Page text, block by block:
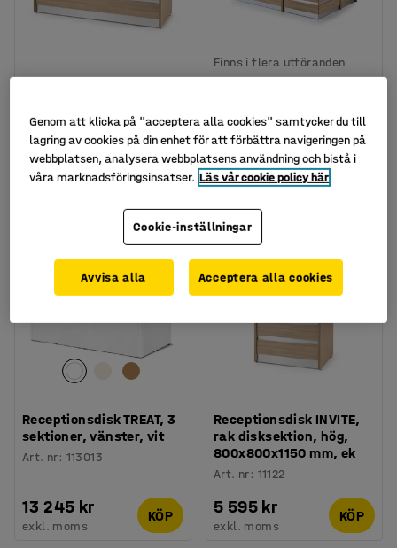
1600x800x1150 mm, ek
Art. nr:11123
8 565 kr KÖP
Finns i flera utföranden
Art. nr:11120
26 525 kr
exkl. moms
Receptionsdisk TREAT, 3
sektioner, vänster, vit
Art. nr: 113013
13 245 kr
exkl. moms
KÖP
Receptionsdisk INVITE,
rak disksektion, hög,
800x800x1150 mm, ek
Art. nr: 11122
5 595 kr
exkl. moms
KÖP
Genom att klicka på "acceptera alla cookies" samtycker du till
lagring av cookies på din enhet för att förbättra navigeringen på
webbplatsen, analysera webbplatsens användning och bistå i
våra marknadsföringsinsatser. Läs vår cookie policy här
Cookie-inställningar
Avvisa alla Acceptera alla cookies